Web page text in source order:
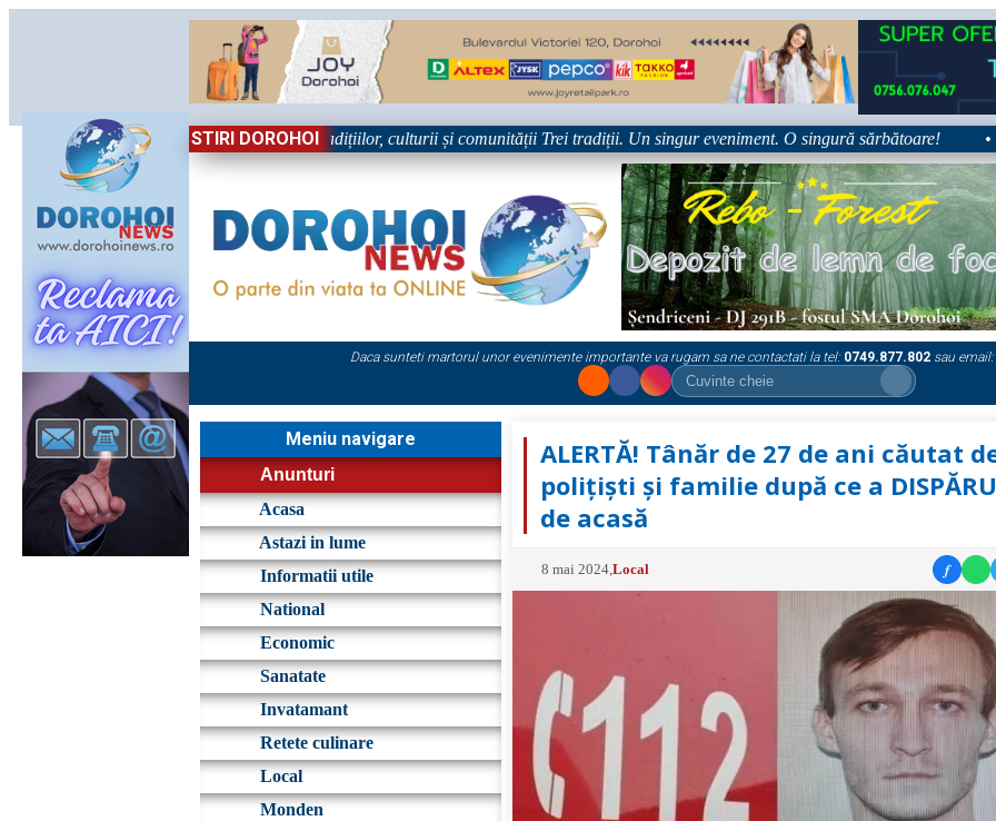
STIRI DOROHOI
în Sărbătoare!” – trei zile dedicate tradițiilor, culturii și comunității Trei tradiții. Un singur eveniment. O singură sărbătoare! •
Daca sunteti martorul unor evenimente importante va rugam sa ne contactati la tel: 0749.877.802 sau email:
Meniu navigare
Anunturi
Acasa
Astazi in lume
Informatii utile
National
Economic
Sanatate
Invatamant
Retete culinare
Local
Monden
ALERTĂ! Tânăr de 27 de ani căutat
polițiști și familie după ce a
de acasă
8 mai 2024 ,Local f